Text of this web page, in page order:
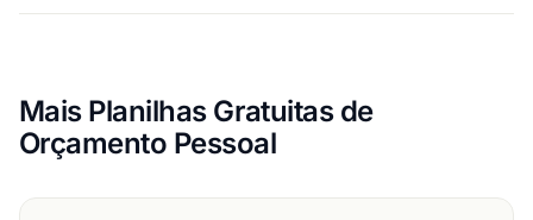
Mais Planilhas Gratuitas de
Orçamento Pessoal